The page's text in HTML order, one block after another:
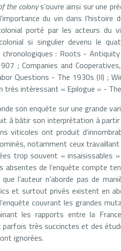
the colonys’ouvre ainsi sur une
du vin dans
porté par les acteurs du
si singulier devenu le
chronologiques : Roots -
; Companies and
Questions - The 1930s (II) ;
très intéressant « Epilogue » -
son enquête sur une grande
à bâtir son interprétation à partir
viticoles ont produit
notamment ceux
trop souvent « insaisissables
absentes de l’enquête compte
l’auteur n’aborde pas de
et surtout privés existent en
couvrant les grandes
les rapports entre la
très succinctes et des
ignorées.